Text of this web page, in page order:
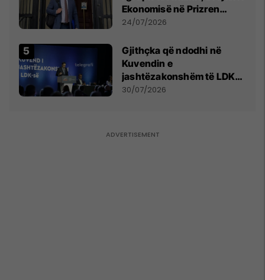
Ekonomisë në Prizren
mohon pretendimet
24/07/2026
Gjithçka që ndodhi në
Kuvendin e
jashtëzakonshëm të LDK-
së
30/07/2026